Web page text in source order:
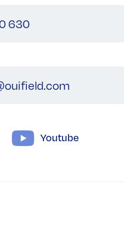
630
Youtube